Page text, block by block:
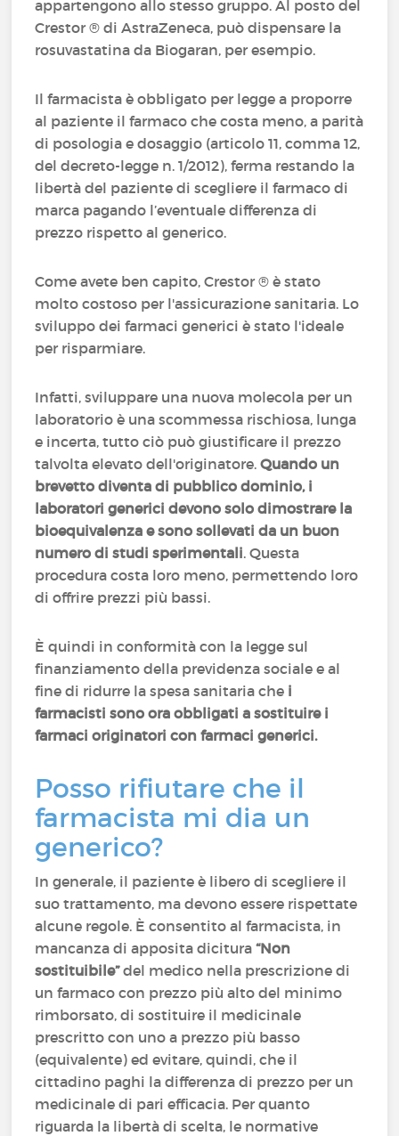
appartengono allo stesso gruppo. Al posto del
Crestor ® di AstraZeneca, può dispensare la
rosuvastatina da Biogaran, per esempio.
Il farmacista è obbligato per legge a proporre
al paziente il farmaco che costa meno, a parità
di posologia e dosaggio (articolo 11, comma 12,
del decreto-legge n. 1/2012), ferma restando la
libertà del paziente di scegliere il farmaco di
marca pagando l’eventuale differenza di
prezzo rispetto al generico.
Come avete ben capito, Crestor ® è stato
molto costoso per l'assicurazione sanitaria. Lo
sviluppo dei farmaci generici è stato l'ideale
per risparmiare.
Infatti, sviluppare una nuova molecola per un
laboratorio è una scommessa rischiosa, lunga
e incerta, tutto ciò può giustificare il prezzo
talvolta elevato dell'originatore. Quando un
brevetto diventa di pubblico dominio, i
laboratori generici devono solo dimostrare la
bioequivalenza e sono sollevati da un buon
numero di studi sperimentali. Questa
procedura costa loro meno, permettendo loro
di offrire prezzi più bassi.
È quindi in conformità con la legge sul
finanziamento della previdenza sociale e al
fine di ridurre la spesa sanitaria che i
farmacisti sono ora obbligati a sostituire i
farmaci originatori con farmaci generici.
Posso rifiutare che il
farmacista mi dia un
generico?
In generale, il paziente è libero di scegliere il
suo trattamento, ma devono essere rispettate
alcune regole. È consentito al farmacista, in
mancanza di apposita dicitura“Non
sostituibile”del medico nella prescrizione di
un farmaco con prezzo più alto del minimo
rimborsato, di sostituire il medicinale
prescritto con uno a prezzo più basso
(equivalente) ed evitare, quindi, che il
cittadino paghi la differenza di prezzo per un
medicinale di pari efficacia. Per quanto
riguarda la libertà di scelta, le normative